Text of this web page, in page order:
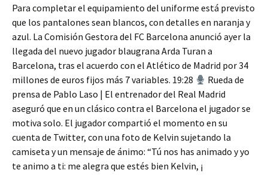
Para completar el equipamiento del uniforme está previsto
que los pantalones sean blancos, con detalles en naranja y
azul. La Comisión Gestora del FC Barcelona anunció ayer la
llegada del nuevo jugador blaugrana Arda Turan a
Barcelona, tras el acuerdo con el Atlético de Madrid por 34
millones de euros fijos más 7 variables. 19:28
Rueda de
prensa de Pablo Laso | El entrenador del Real Madrid
aseguró que en un clásico contra el Barcelona el jugador se
motiva solo. El jugador compartió el momento en su
cuenta de Twitter, con una foto de Kelvin sujetando la
camiseta y un mensaje de ánimo: “Tú nos has animado y yo
te animo a ti: me alegra que estés bien Kelvin, ¡